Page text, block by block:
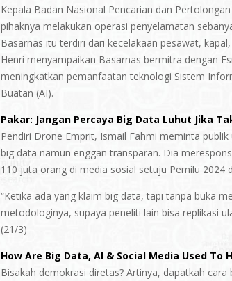
Kepala Badan Nasional Pencarian dan
pihaknya melakukan operasi penyelamatan
Basarnas itu terdiri dari kecelakaan pesawat,
Henri menyampaikan Basarnas bermitra dengan
meningkatkan pemanfaatan teknologi Sistem
Buatan (AI).
Pakar: Jangan Percaya Big Data Luhut Jika
Pendiri Drone Emprit, Ismail Fahmi meminta
big data namun enggan transparan. Dia
110 juta orang di media sosial setuju Pemilu 2024
“Ketika ada yang klaim big data, tapi tanpa buka
metodologinya, supaya peneliti lain bisa replikasi
(21/3)
How Are Big Data, AI & Social Media Used To
Bisakah demokrasi diretas? Artinya, dapatkah